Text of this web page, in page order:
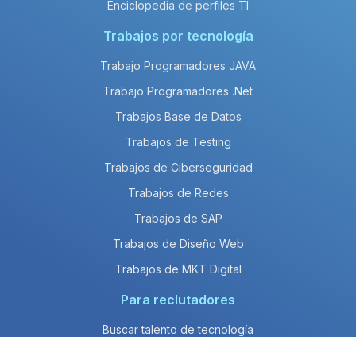
Enciclopedia de perfiles TI
Trabajos por tecnología
Trabajo Programadores JAVA
Trabajo Programadores .Net
Trabajos Base de Datos
Trabajos de Testing
Trabajos de Ciberseguridad
Trabajos de Redes
Trabajos de SAP
Trabajos de Diseño Web
Trabajos de MKT Digital
Para reclutadores
Buscar talento de tecnología